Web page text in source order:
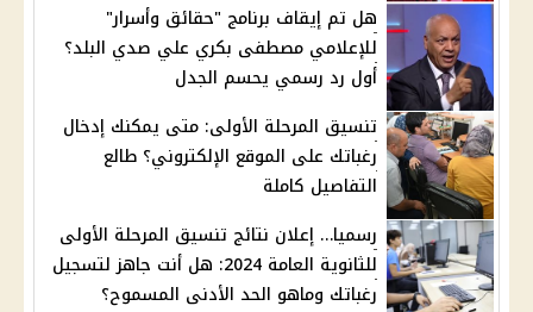
هل تم إيقاف برنامج "حقائق وأسرار"
للإعلامي مصطفى بكري علي صدي البلد؟
أول رد رسمي يحسم الجدل
تنسيق المرحلة الأولى: متى يمكنك إدخال
رغباتك على الموقع الإلكتروني؟ طالع
التفاصيل كاملة
رسميا… إعلان نتائج تنسيق المرحلة الأولى
للثانوية العامة 2024: هل أنت جاهز لتسجيل
رغباتك وماهو الحد الأدنى المسموح؟